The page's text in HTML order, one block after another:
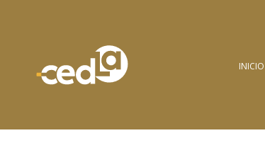
INICIO